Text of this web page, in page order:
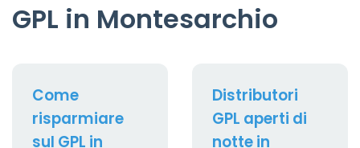
GPL in Montesarchio
Come
risparmiare
sul GPL in
Distributori
GPL aperti di
notte in